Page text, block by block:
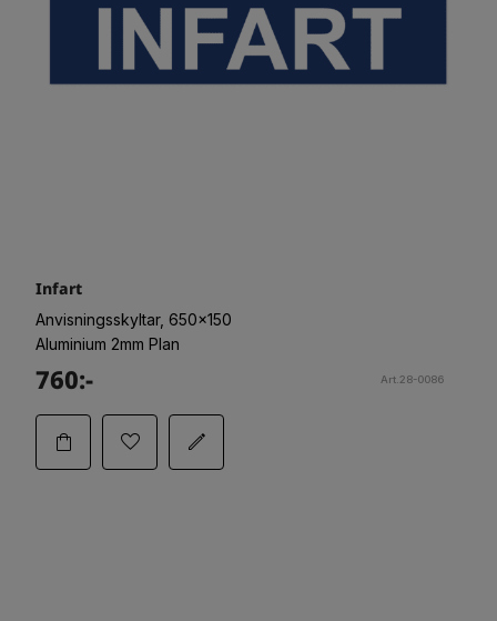
Infart
Anvisningsskyltar, 650x150
Aluminium 2mm Plan
760:- Art.28-0086